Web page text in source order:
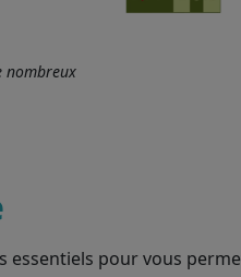
nombreux
pour vous